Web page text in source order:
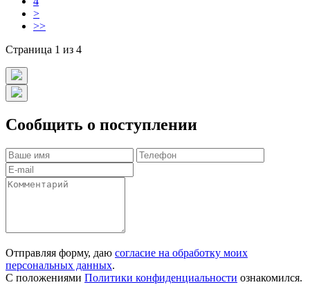
>
>>
Страница 1 из 4
Сообщить о поступлении
Отправляя форму, даю согласие на обработку моих
персональных данных.
С положениями Политики конфиденциальности ознакомился.